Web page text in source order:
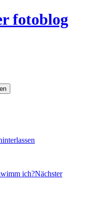
fotoblog
ich?Nächster